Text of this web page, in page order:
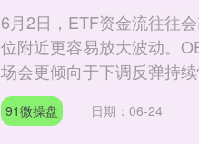
6月2日，ETF资金流往往
位附近更容易放大波动。
场会更倾向于下调反弹持
91微操盘 日期：06-24